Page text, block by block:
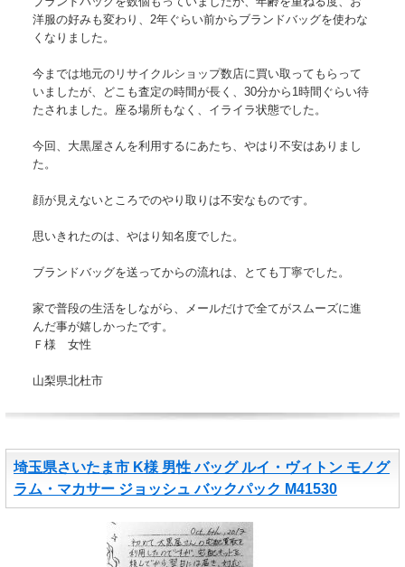
洋服の好みも変わり、2年ぐらい前からブランドバッグを使わな
くなりました。
今までは地元のリサイクルショップ数店に買い取ってもらって
いましたが、どこも査定の時間が長く、30分から1時間ぐらい待
たされました。座る場所もなく、イライラ状態でした。
今回、大黒屋さんを利用するにあたち、やはり不安はありまし
た。
顔が見えないところでのやり取りは不安なものです。
思いきれたのは、やはり知名度でした。
ブランドバッグを送ってからの流れは、とても丁寧でした。
家で普段の生活をしながら、メールだけで全てがスムーズに進
んだ事が嬉しかったです。
Ｆ様 女性
山梨県北杜市
埼玉県さいたま市 K様 男性 バッグ ルイ・ヴィトン モノグ
ラム・マカサー ジョッシュ バックパック M41530